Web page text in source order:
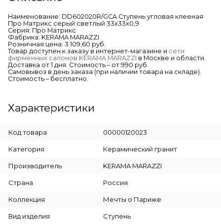
Наименование: DD602020R/GCA Ступень угловая клееная
Про Матрикс серый светлый 33x33x0,9
Серия: Про Матрикс
Фабрика: KERAMA MARAZZI
Розничная цена: 3 109,60 руб.
Товар доступен к заказу в интернет-магазине и сети
фирменных салонов KERAMA MARAZZI в Москве и области.
Доставка от 1 дня. Стоимость – от 990 руб.
Самовывоз в день заказа (при наличии товара на складе).
Стоимость – бесплатно.
Характеристики
Код товара 00000120023
Категория Керамический гранит
Производитель KERAMA MARAZZI
Страна Россия
Коллекция Мечты о Париже
Вид изделия Ступень